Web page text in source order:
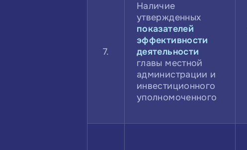
7.
Наличие
утвержденных
показателей
эффективности
деятельности
главы местной
администрации и
инвестиционного
уполномоченного